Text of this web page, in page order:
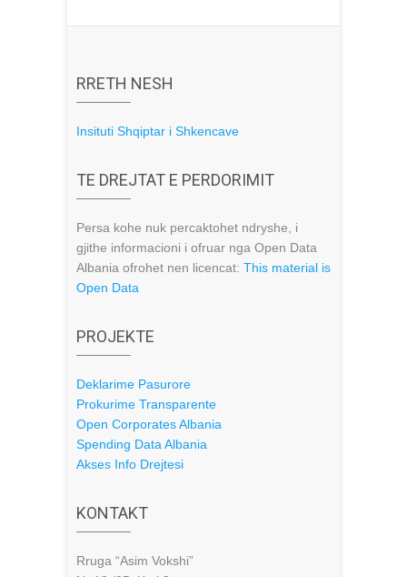
RRETH NESH
Insituti Shqiptar i Shkencave
TE DREJTAT E PERDORIMIT
Persa kohe nuk percaktohet ndryshe, i
gjithe informacioni i ofruar nga Open Data
Albania ofrohet nen licencat: This material is
Open Data
PROJEKTE
Deklarime Pasurore
Prokurime Transparente
Open Corporates Albania
Spending Data Albania
Akses Info Drejtesi
KONTAKT
Rruga “Asim Vokshi”